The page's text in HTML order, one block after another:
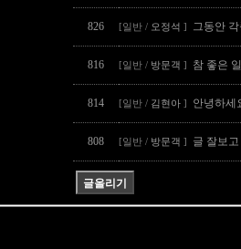
826 [일반 / 오정석 ] 그동안
816 [일반 / 방문객 ] 참 좋은
814 [일반 / 김현아 ] 안녕하세
808 [일반 / 방문객 ] 글 잘보